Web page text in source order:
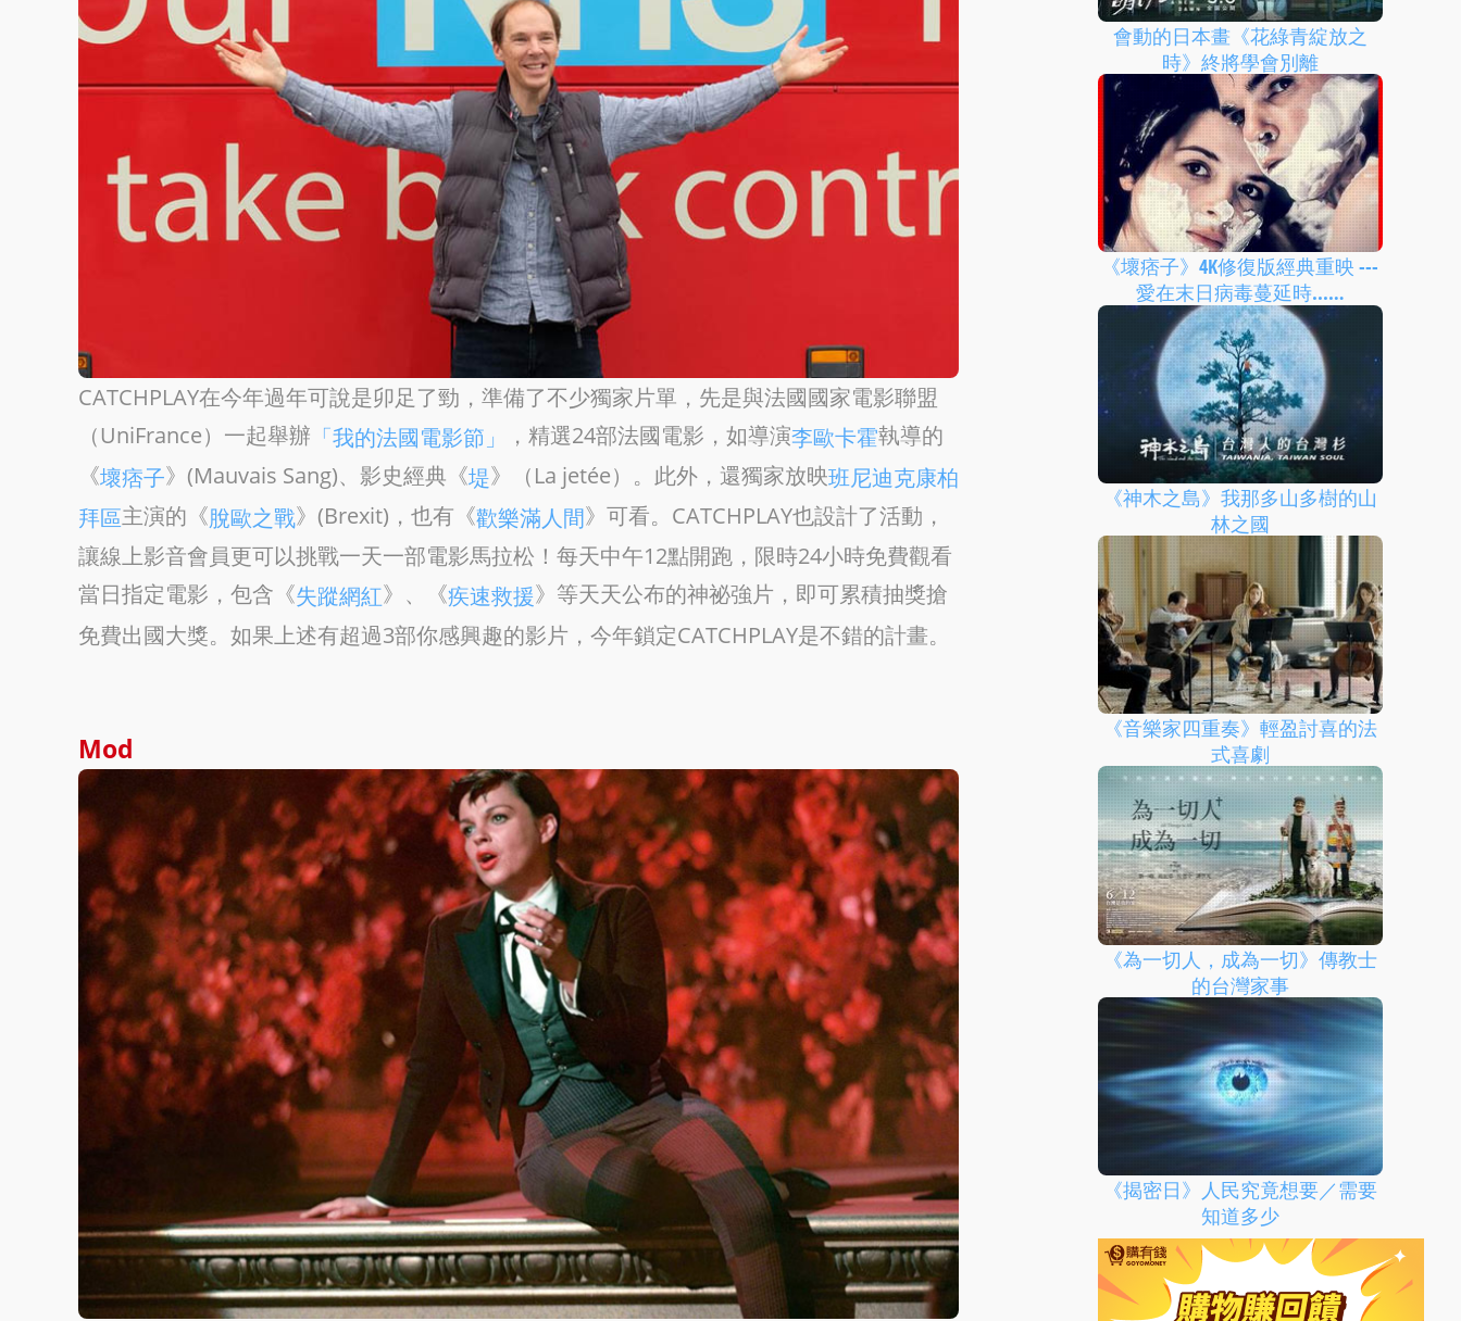
CATCHPLAY在今年過年可說是卯足了勁，準備了不少獨家片單，先是與法國國家電影聯盟
（UniFrance）一起舉辦 「我的法國電影節」 ，精選24部法國電影，如導演李歐卡霍執導的
《壞痞子》(Mauvais Sang)、影史經典《堤》（La jetée）。此外，還獨家放映班尼迪克康柏
拜區主演的《脫歐之戰》(Brexit)，也有《歡樂滿人間》可看。CATCHPLAY也設計了活動，
讓線上影音會員更可以挑戰一天一部電影馬拉松！每天中午12點開跑，限時24小時免費觀看
當日指定電影，包含《失蹤網紅》、《疾速救援》等天天公布的神祕強片，即可累積抽獎搶
免費出國大獎。如果上述有超過3部你感興趣的影片，今年鎖定CATCHPLAY是不錯的計畫。
Mod
會動的日本畫《花綠青綻放之
時》終將學會別離
《壞痞子》4K修復版經典重映 ---
愛在末日病毒蔓延時...…
《神木之島》我那多山多樹的山
林之國
《音樂家四重奏》輕盈討喜的法
式喜劇
《為一切人，成為一切》傳教士
的台灣家事
《揭密日》人民究竟想要／需要
知道多少